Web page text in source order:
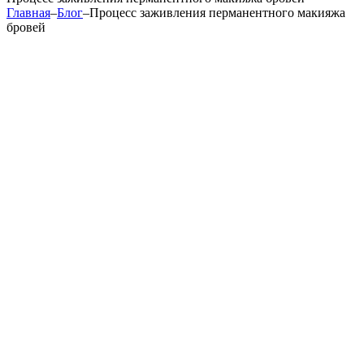
Главная–Блог–Процесс заживления перманентного макияжа
бровей